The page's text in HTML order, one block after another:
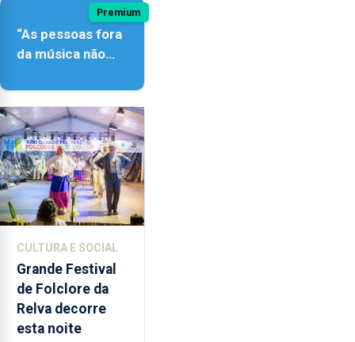
Premium
“As pessoas fora
da música não
quão difícil é
produzir uma
música”
CULTURA E SOCIAL
Grande Festival
de Folclore da
Relva decorre
esta noite